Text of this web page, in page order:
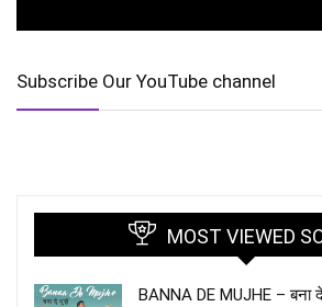
Subscribe Our YouTube channel
MOST VIEWED
BANNA DE MUJHE – बना